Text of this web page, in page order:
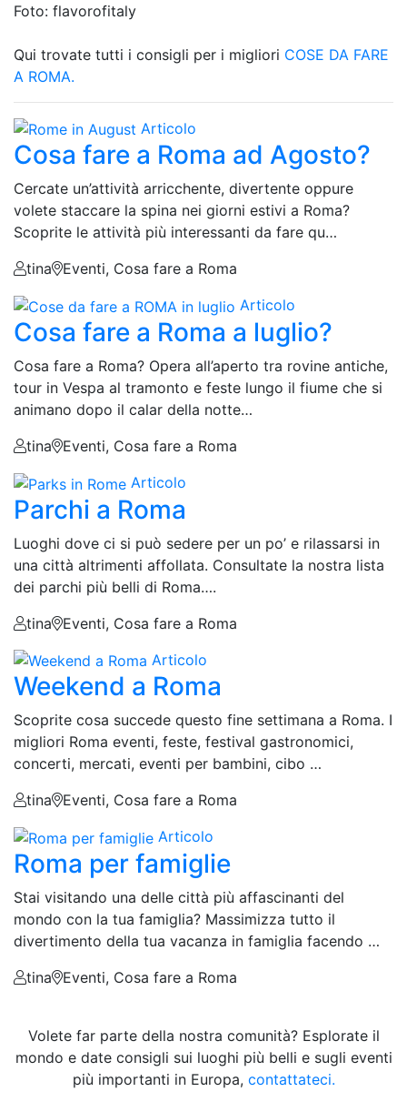
Foto: flavorofitaly
Qui trovate tutti i consigli per i migliori COSE DA FARE
A ROMA.
Articolo
Cosa fare a Roma ad Agosto?
Cercate un’attività arricchente, divertente oppure
volete staccare la spina nei giorni estivi a Roma?
Scoprite le attività più interessanti da fare qu…
tina
Eventi, Cosa fare a Roma
Articolo
Cosa fare a Roma a luglio?
Cosa fare a Roma? Opera all’aperto tra rovine antiche,
tour in Vespa al tramonto e feste lungo il fiume che si
animano dopo il calar della notte…
tina
Eventi, Cosa fare a Roma
Articolo
Parchi a Roma
Luoghi dove ci si può sedere per un po’ e rilassarsi in
una città altrimenti affollata. Consultate la nostra lista
dei parchi più belli di Roma….
tina
Eventi, Cosa fare a Roma
Articolo
Weekend a Roma
Scoprite cosa succede questo fine settimana a Roma. I
migliori Roma eventi, feste, festival gastronomici,
concerti, mercati, eventi per bambini, cibo …
tina
Eventi, Cosa fare a Roma
Articolo
Roma per famiglie
Stai visitando una delle città più affascinanti del
mondo con la tua famiglia? Massimizza tutto il
divertimento della tua vacanza in famiglia facendo …
tina
Eventi, Cosa fare a Roma
Volete far parte della nostra comunità? Esplorate il
mondo e date consigli sui luoghi più belli e sugli eventi
più importanti in Europa, contattateci.